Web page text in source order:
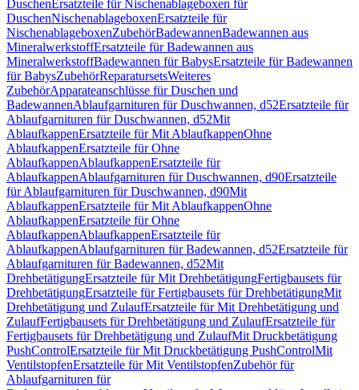
DuschenErsatzteile für Nischenablageboxen für
DuschenNischenablageboxenErsatzteile für
NischenablageboxenZubehörBadewannenBadewannen aus
MineralwerkstoffErsatzteile für Badewannen aus
MineralwerkstoffBadewannen für BabysErsatzteile für Badewannen
für BabysZubehörReparatursetsWeiteres
ZubehörApparateanschlüsse für Duschen und
BadewannenAblaufgarnituren für Duschwannen, d52Ersatzteile für
Ablaufgarnituren für Duschwannen, d52Mit
AblaufkappenErsatzteile für Mit AblaufkappenOhne
AblaufkappenErsatzteile für Ohne
AblaufkappenAblaufkappenErsatzteile für
AblaufkappenAblaufgarnituren für Duschwannen, d90Ersatzteile
für Ablaufgarnituren für Duschwannen, d90Mit
AblaufkappenErsatzteile für Mit AblaufkappenOhne
AblaufkappenErsatzteile für Ohne
AblaufkappenAblaufkappenErsatzteile für
AblaufkappenAblaufgarnituren für Badewannen, d52Ersatzteile für
Ablaufgarnituren für Badewannen, d52Mit
DrehbetätigungErsatzteile für Mit DrehbetätigungFertigbausets für
DrehbetätigungErsatzteile für Fertigbausets für DrehbetätigungMit
Drehbetätigung und ZulaufErsatzteile für Mit Drehbetätigung und
ZulaufFertigbausets für Drehbetätigung und ZulaufErsatzteile für
Fertigbausets für Drehbetätigung und ZulaufMit Druckbetätigung
PushControlErsatzteile für Mit Druckbetätigung PushControlMit
VentilstopfenErsatzteile für Mit VentilstopfenZubehör für
Ablaufgarnituren für